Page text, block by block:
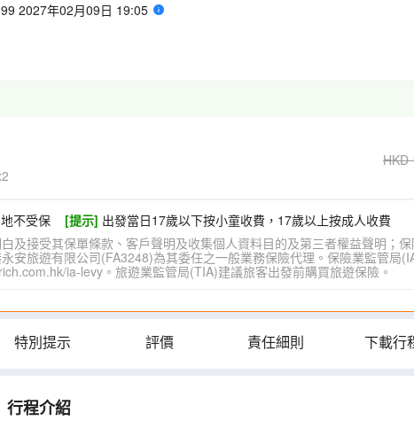
2027年02月09日 19:05
HKD
不受保 [提示] 出發當日17歲以下按小童收費，17歲以上按成人收費
及接受其保單條款、客戶聲明及收集個人資料目的及第三者權益聲明；
安旅遊有限公司(FA3248)為其委任之一般業務保險代理。保險業監管局
ia-levy。旅遊業監管局(TIA)建議旅客出發前購買旅遊保險。
特別提示 評價 責任細則 下載行
行程介紹